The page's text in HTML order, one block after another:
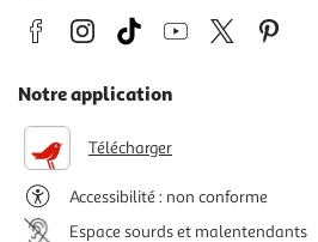
Notre application
Télécharger
Accessibilité : non conforme
Espace sourds et malentendants